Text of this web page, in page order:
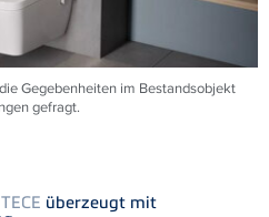
Gegebenheiten im Bestandsobjekt
gefragt.
TECE überzeugt mit